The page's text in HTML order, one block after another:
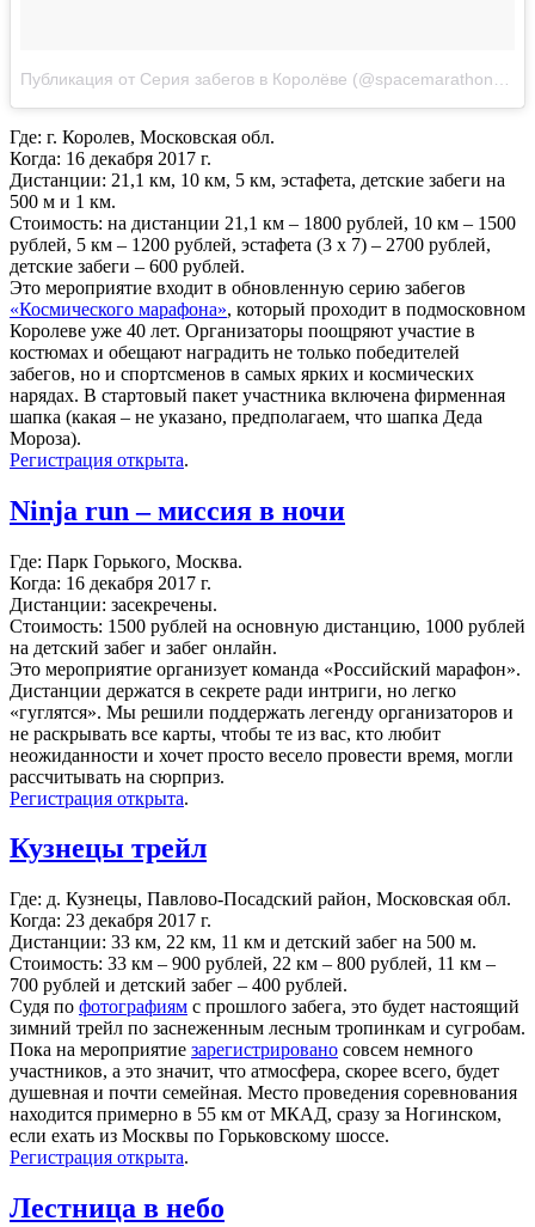
Где: г. Королев, Московская обл.
Когда: 16 декабря 2017 г.
Дистанции: 21,1 км, 10 км, 5 км, эстафета, детские забеги на
500 м и 1 км.
Стоимость: на дистанции 21,1 км – 1800 рублей, 10 км – 1500
рублей, 5 км – 1200 рублей, эстафета (3 х 7) – 2700 рублей,
детские забеги – 600 рублей.
Это мероприятие входит в обновленную серию забегов
«Космического марафона», который проходит в подмосковном
Королеве уже 40 лет. Организаторы поощряют участие в
костюмах и обещают наградить не только победителей
забегов, но и спортсменов в самых ярких и космических
нарядах. В стартовый пакет участника включена фирменная
шапка (какая – не указано, предполагаем, что шапка Деда
Мороза).
Регистрация открыта.
Ninja run – миссия в ночи
Где: Парк Горького, Москва.
Когда: 16 декабря 2017 г.
Дистанции: засекречены.
Стоимость: 1500 рублей на основную дистанцию, 1000 рублей
на детский забег и забег онлайн.
Это мероприятие организует команда «Российский марафон».
Дистанции держатся в секрете ради интриги, но легко
«гуглятся». Мы решили поддержать легенду организаторов и
не раскрывать все карты, чтобы те из вас, кто любит
неожиданности и хочет просто весело провести время, могли
рассчитывать на сюрприз.
Регистрация открыта.
Кузнецы трейл
Где: д. Кузнецы, Павлово-Посадский район, Московская обл.
Когда: 23 декабря 2017 г.
Дистанции: 33 км, 22 км, 11 км и детский забег на 500 м.
Стоимость: 33 км – 900 рублей, 22 км – 800 рублей, 11 км –
700 рублей и детский забег – 400 рублей.
Судя по фотографиям с прошлого забега, это будет настоящий
зимний трейл по заснеженным лесным тропинкам и сугробам.
Пока на мероприятие зарегистрировано совсем немного
участников, а это значит, что атмосфера, скорее всего, будет
душевная и почти семейная. Место проведения соревнования
находится примерно в 55 км от МКАД, сразу за Ногинском,
если ехать из Москвы по Горьковскому шоссе.
Регистрация открыта.
Лестница в небо